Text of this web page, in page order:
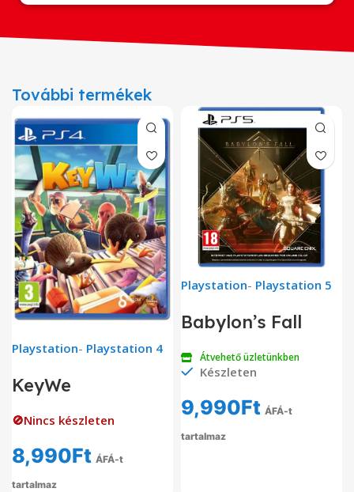
További termékek
Playstation- Playstation 4
KeyWe
🚫Nincs készleten
8,990Ft ÁFÁ-t
tartalmaz
Playstation- Playstation 5
Babylon’s Fall
Átvehető üzletünkben
Készleten
9,990Ft ÁFÁ-t
tartalmaz